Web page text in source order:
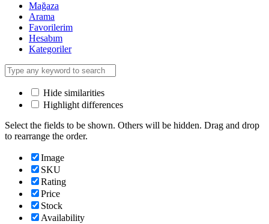
Mağaza
Arama
Favorilerim
Hesabım
Kategoriler
Hide similarities
Highlight differences
Select the fields to be shown. Others will be hidden. Drag and drop
to rearrange the order.
Image
SKU
Rating
Price
Stock
Availability